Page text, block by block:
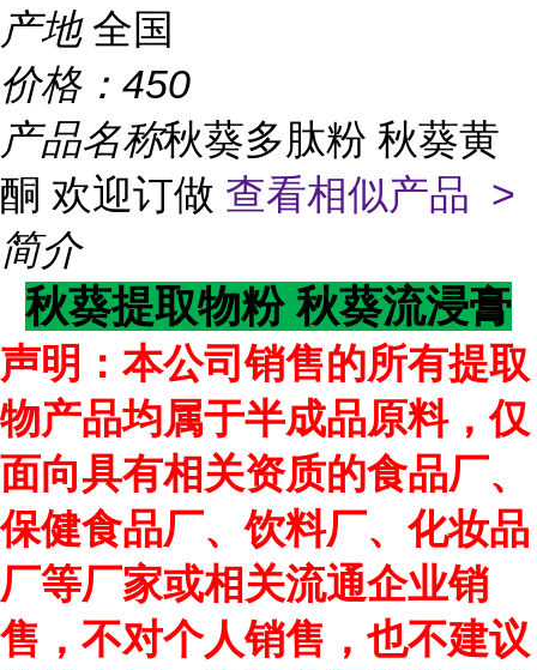
产地 全国
价格： 450
产品名称秋葵多肽粉 秋葵黄
酮 欢迎订做 查看相似产品 >
简介
秋葵提取物粉 秋葵流浸膏
声明：本公司销售的所有提取
物产品均属于半成品原料，仅
面向具有相关资质的食品厂、
保健食品厂、饮料厂、化妆品
厂等厂家或相关流通企业销
售，不对个人销售，也不建议